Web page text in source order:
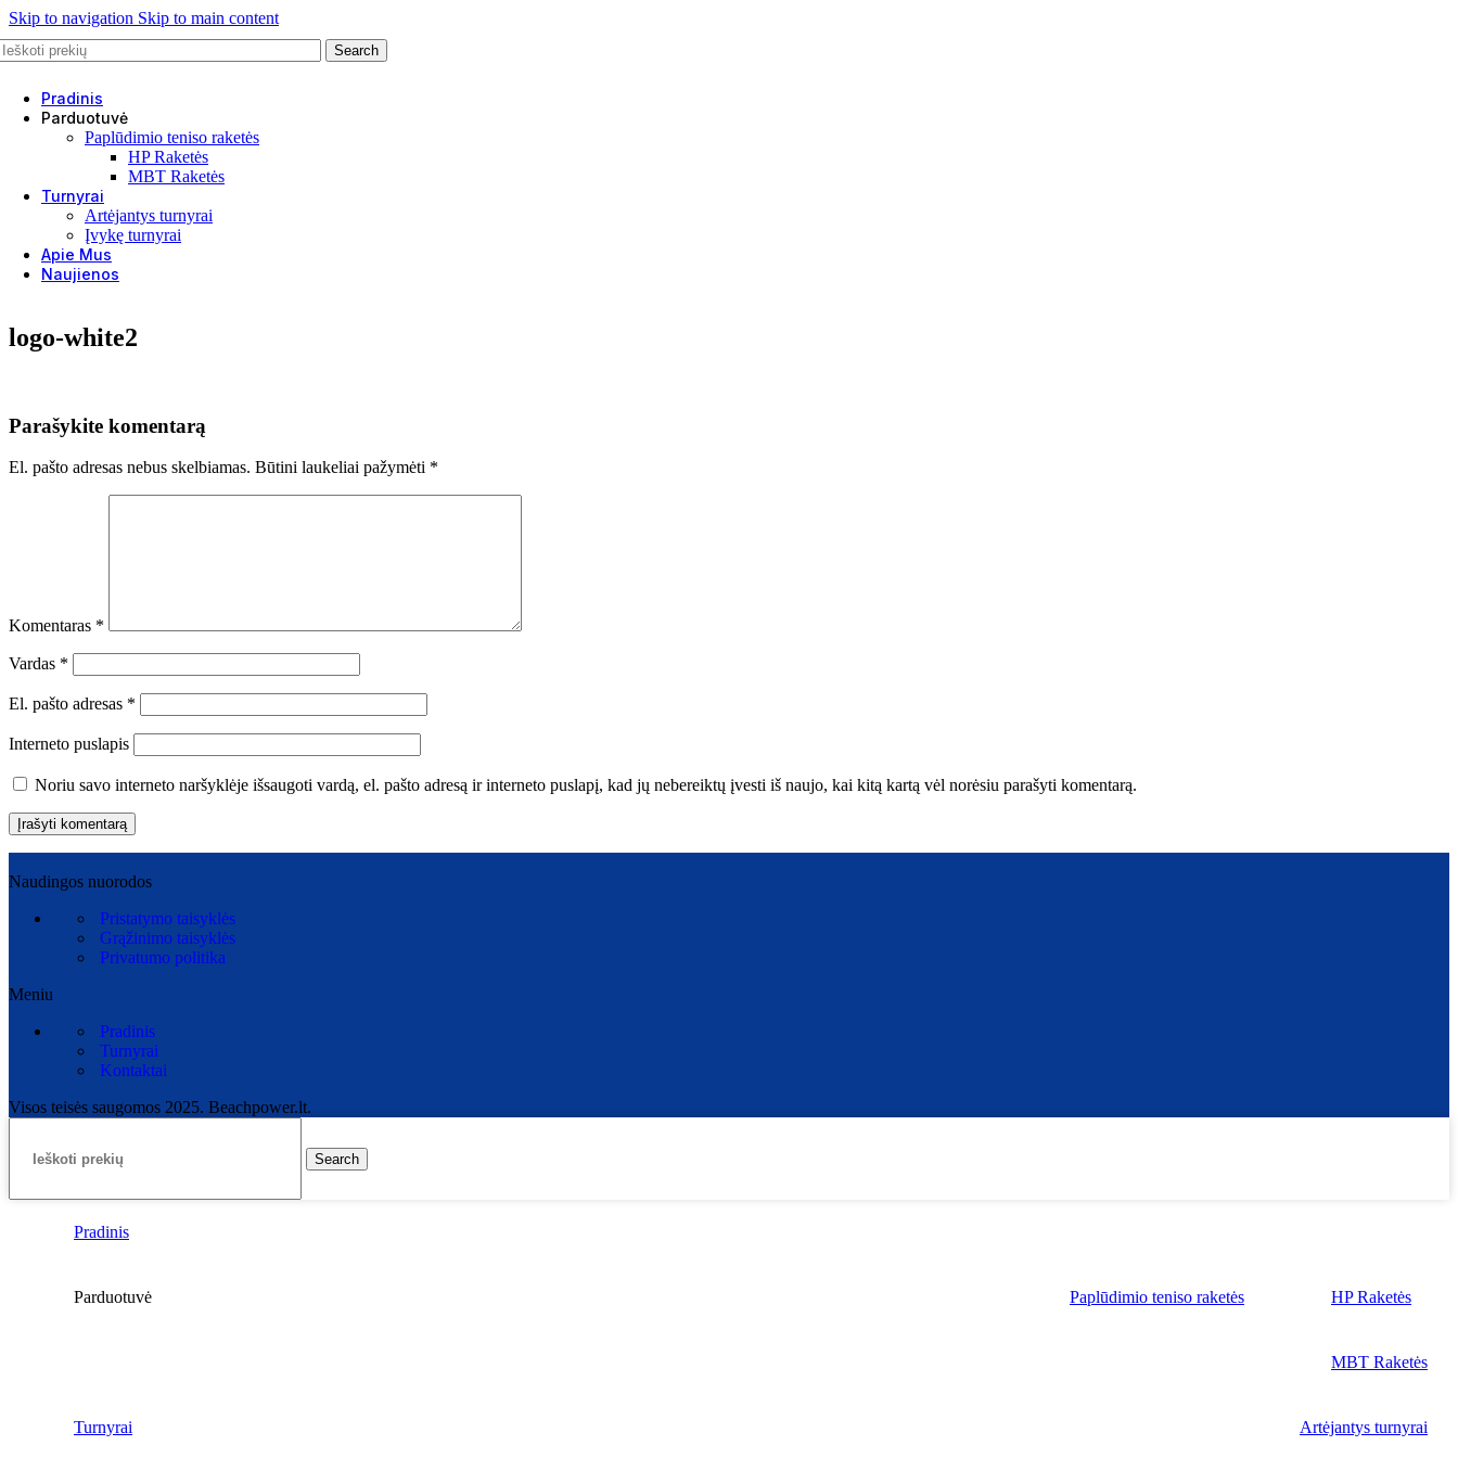
Skip to navigation Skip to main content
Search
Pradinis
Parduotuvė
Paplūdimio teniso raketės
HP Raketės
MBT Raketės
Turnyrai
Artėjantys turnyrai
Įvykę turnyrai
Apie Mus
Naujienos
logo-white2
Parašykite komentarą
El. pašto adresas nebus skelbiamas. Būtini laukeliai pažymėti *
Komentaras *
Vardas *
El. pašto adresas *
Interneto puslapis
Noriu savo interneto naršyklėje išsaugoti vardą, el. pašto adresą ir interneto puslapį, kad jų nebereiktų įvesti iš naujo, kai kitą kartą vėl norėsiu parašyti komentarą.
Naudingos nuorodos
Pristatymo taisyklės
Grąžinimo taisyklės
Privatumo politika
Meniu
Pradinis
Turnyrai
Kontaktai
Visos teisės saugomos 2025. Beachpower.lt.
Search
Pradinis
Parduotuvė Paplūdimio teniso raketės HP Raketės
MBT Raketės
Turnyrai Artėjantys turnyrai